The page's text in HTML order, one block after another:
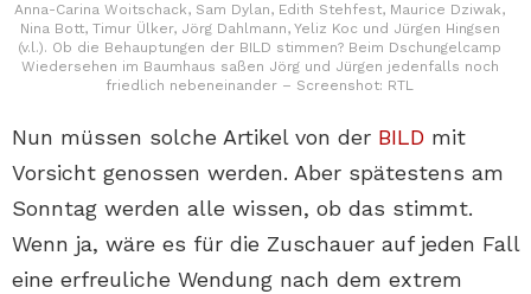
Anna-Carina Woitschack, Sam Dylan, Edith Stehfest, Maurice Dziwak,
Nina Bott, Timur Ülker, Jörg Dahlmann, Yeliz Koc und Jürgen Hingsen
(v.l.). Ob die Behauptungen der BILD stimmen? Beim Dschungelcamp
Wiedersehen im Baumhaus saßen Jörg und Jürgen jedenfalls noch
friedlich nebeneinander – Screenshot: RTL
Nun müssen solche Artikel von der BILD mit
Vorsicht genossen werden. Aber spätestens am
Sonntag werden alle wissen, ob das stimmt.
Wenn ja, wäre es für die Zuschauer auf jeden Fall
eine erfreuliche Wendung nach dem extrem